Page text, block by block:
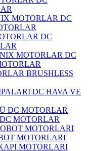
DC
DC
DC
BRUSHLESS
DC HAVA VE
MOTORLAR
MOTORLARI